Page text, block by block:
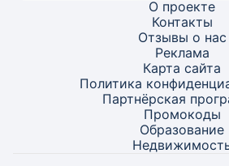
О проекте
Контакты
Отзывы о нас
Реклама
Карта сайта
Политика
Партнёрская
Промокоды
Образование